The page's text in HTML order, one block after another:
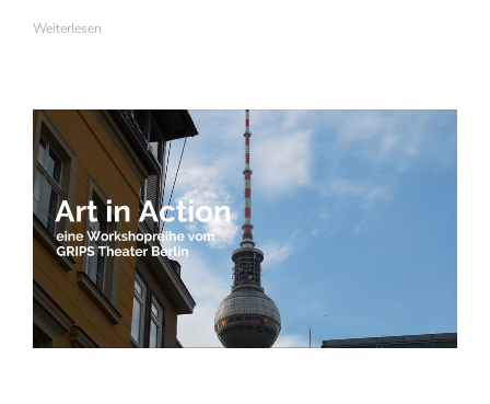
Weiterlesen